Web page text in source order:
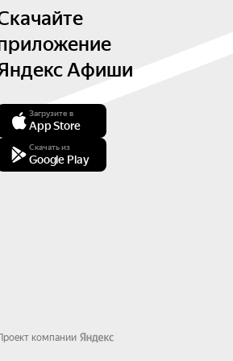
Афиши
Загрузите в
App Store
Скачать из
Google Play
компании